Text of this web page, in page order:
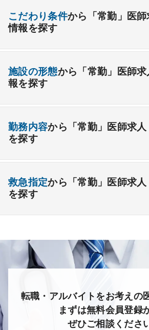
老人内科 リウマチ内
消化器外科
整形外科 形成外科 美容外科
その他
心療内科 泌尿器科 眼科 耳
皮膚科
放射線科 救命救急科 病理科
こだわり条件から「常勤」医
情報を探す
開業支援あり
外来のみの勤務可能 給与インセン
夜間当直なしの勤務可
後期研修可能 週4日の勤務可能
オンコールなしの勤務可能 セカン
施設の形態から「常勤」医師
報を探す
療養＋精神
勤務内容から「常勤」医師求
を探す
検査
救急指定から「常勤」医師求
を探す
転職・アルバイトをお考えの
まずは無料会員登録
ぜひご相談くださ